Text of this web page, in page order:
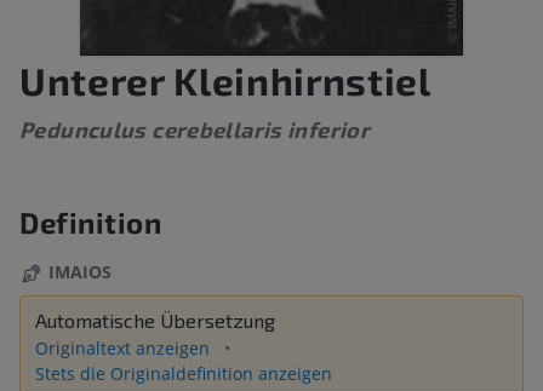
Unterer Kleinhirnstiel
Pedunculus cerebellaris inferior
Definition
IMAIOS
Automatische Übersetzung
Originaltext anzeigen
Stets die Originaldefinition anzeigen